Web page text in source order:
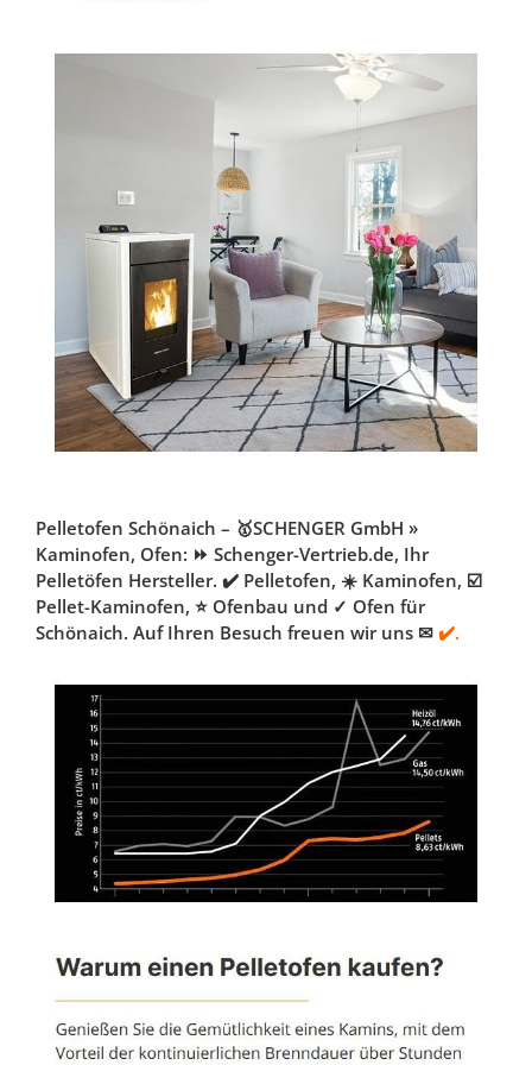
Pelletofen Schönaich – 🥇SCHENGER GmbH »
Kaminofen, Ofen: ⏩ Schenger-Vertrieb.de, Ihr
Pelletöfen Hersteller. ✔️ Pelletofen, ☀️ Kaminofen, ☑️
Pellet-Kaminofen, ⭐ Ofenbau und ✓ Ofen für
Schönaich. Auf Ihren Besuch freuen wir uns ✉ ✔️.